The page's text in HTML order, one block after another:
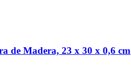
de Madera, 23 x 30 x 0,6 cm